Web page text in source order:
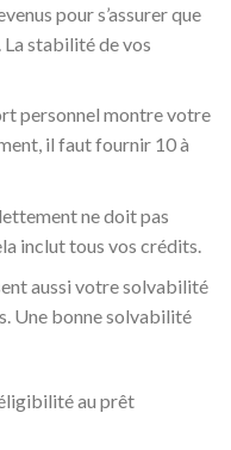
pour s’assurer que
stabilité de vos
personnel montre votre
il faut fournir 10 à
ne doit pas
inclut tous vos crédits.
aussi votre solvabilité
Une bonne solvabilité
au prêt